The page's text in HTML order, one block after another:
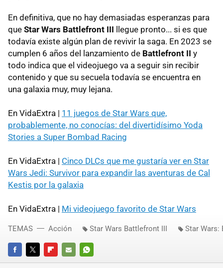
En definitiva, que no hay demasiadas esperanzas para
que Star Wars Battlefront III llegue pronto... si es que
todavía existe algún plan de revivir la saga. En 2023 se
cumplen 6 años del lanzamiento de Battlefront II y
todo indica que el videojuego va a seguir sin recibir
contenido y que su secuela todavía se encuentra en
una galaxia muy, muy lejana.
En VidaExtra | 11 juegos de Star Wars que,
probablemente, no conocías: del divertidísimo Yoda
Stories a Super Bombad Racing
En VidaExtra | Cinco DLCs que me gustaría ver en Star
Wars Jedi: Survivor para expandir las aventuras de Cal
Kestis por la galaxia
En VidaExtra | Mi videojuego favorito de Star Wars
FACEBOOKTWITTERFLIPBOARD
E-
WHATSAPP
TEMAS Acción Star Wars Battlefront III Star Wars: